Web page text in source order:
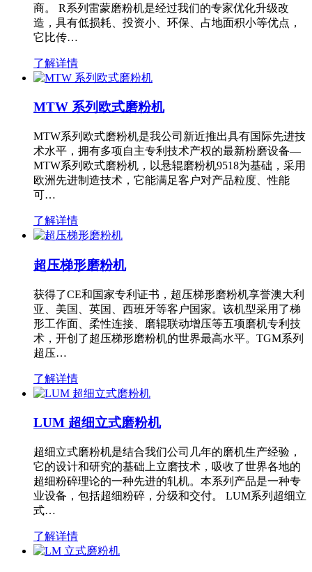
商。 R系列雷蒙磨粉机是经过我们的专家优化升级改
造，具有低损耗、投资小、环保、占地面积小等优点，
它比传…
了解详情
MTW 系列欧式磨粉机
MTW系列欧式磨粉机是我公司新近推出具有国际先进技
术水平，拥有多项自主专利技术产权的最新粉磨设备—
MTW系列欧式磨粉机，以悬辊磨粉机9518为基础，采用
欧洲先进制造技术，它能满足客户对产品粒度、性能
可…
了解详情
超压梯形磨粉机
获得了CE和国家专利证书，超压梯形磨粉机享誉澳大利
亚、美国、英国、西班牙等客户国家。该机型采用了梯
形工作面、柔性连接、磨辊联动增压等五项磨机专利技
术，开创了超压梯形磨粉机的世界最高水平。TGM系列
超压…
了解详情
LUM 超细立式磨粉机
超细立式磨粉机是结合我们公司几年的磨机生产经验，
它的设计和研究的基础上立磨技术，吸收了世界各地的
超细粉碎理论的一种先进的轧机。本系列产品是一种专
业设备，包括超细粉碎，分级和交付。 LUM系列超细立
式…
了解详情